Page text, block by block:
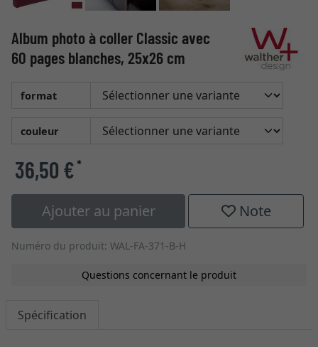
Album photo à coller Classic avec
60 pages blanches, 25x26 cm
format
couleur
36,50 €*
Ajouter au panier Note
Numéro du produit: WAL-FA-371-B-H
Questions concernant le produit
Spécification